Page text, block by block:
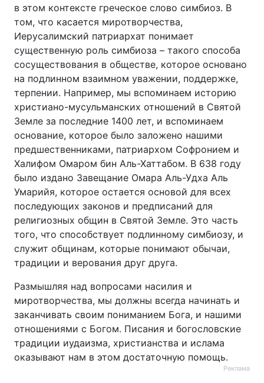
в этом контексте греческое слово симбиоз. В
том, что касается миротворчества,
Иерусалимский патриархат понимает
существенную роль симбиоза – такого способа
сосуществования в обществе, которое основано
на подлинном взаимном уважении, поддержке,
терпении. Например, мы вспоминаем историю
христиано-мусульманских отношений в Святой
Земле за последние 1400 лет, и вспоминаем
основание, которое было заложено нашими
предшественниками, патриархом Софронием и
Халифом Омаром бин Аль-Хаттабом. В 638 году
было издано Завещание Омара Аль-Удха Аль
Умарийя, которое остается основой для всех
последующих законов и предписаний для
религиозных общин в Святой Земле. Это часть
того, что способствует подлинному симбиозу, и
служит общинам, которые понимают обычаи,
традиции и верования друг друга.
Размышляя над вопросами насилия и
миротворчества, мы должны всегда начинать и
заканчивать своим пониманием Бога, и нашими
отношениями с Богом. Писания и богословские
традиции иудаизма, христианства и ислама
оказывают нам в этом достаточную помощь.
Реклама